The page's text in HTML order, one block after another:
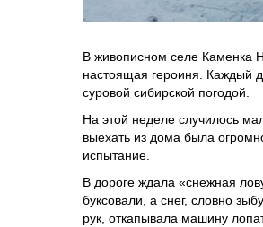
В живописном селе Каменка
настоящая героиня. Каждый
суровой сибирской погодой.
На этой неделе случилось
выехать из дома была
испытание.
В дороге ждала «снежная
буксовали, а снег, словно
рук, откапывала машину